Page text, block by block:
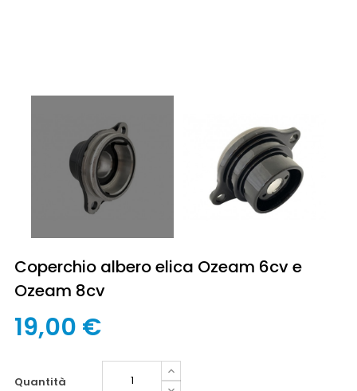
Coperchio albero elica Ozeam 6cv e
Ozeam 8cv
19,00 €
quantità